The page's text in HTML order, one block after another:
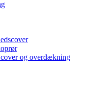
og overdækning